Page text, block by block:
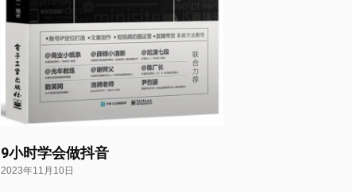
9小时学会做抖音
2023年11月10日